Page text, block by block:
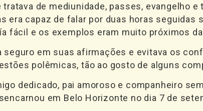
tratava de mediunidade, passes, evangelho
era capaz de falar por duas horas
fácil e os exemplos eram muito próximos
seguro em suas afirmações e evitava os
polêmicas, tão ao gosto de alguns
dedicado, pai amoroso e companheiro
em Belo Horizonte no dia 7 de